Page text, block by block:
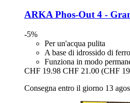
ARKA Phos-​Out 4 -​
-5%
Per un'acqua pulita
A base di idrossido di ferro
Funziona in modo
CHF 19.98 CHF 21.00 (CHF
Consegna entro il giorno 13